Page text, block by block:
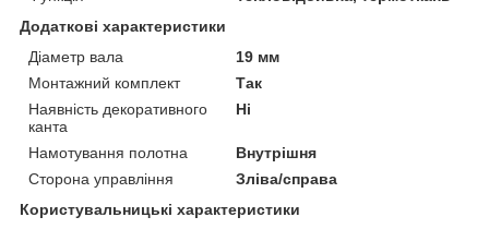
Додаткові характеристики
Діаметр вала
19 мм
Монтажний комплект
Так
Наявність декоративного
канта
Ні
Намотування полотна
Внутрішня
Сторона управління
Зліва/справа
Користувальницькі характеристики